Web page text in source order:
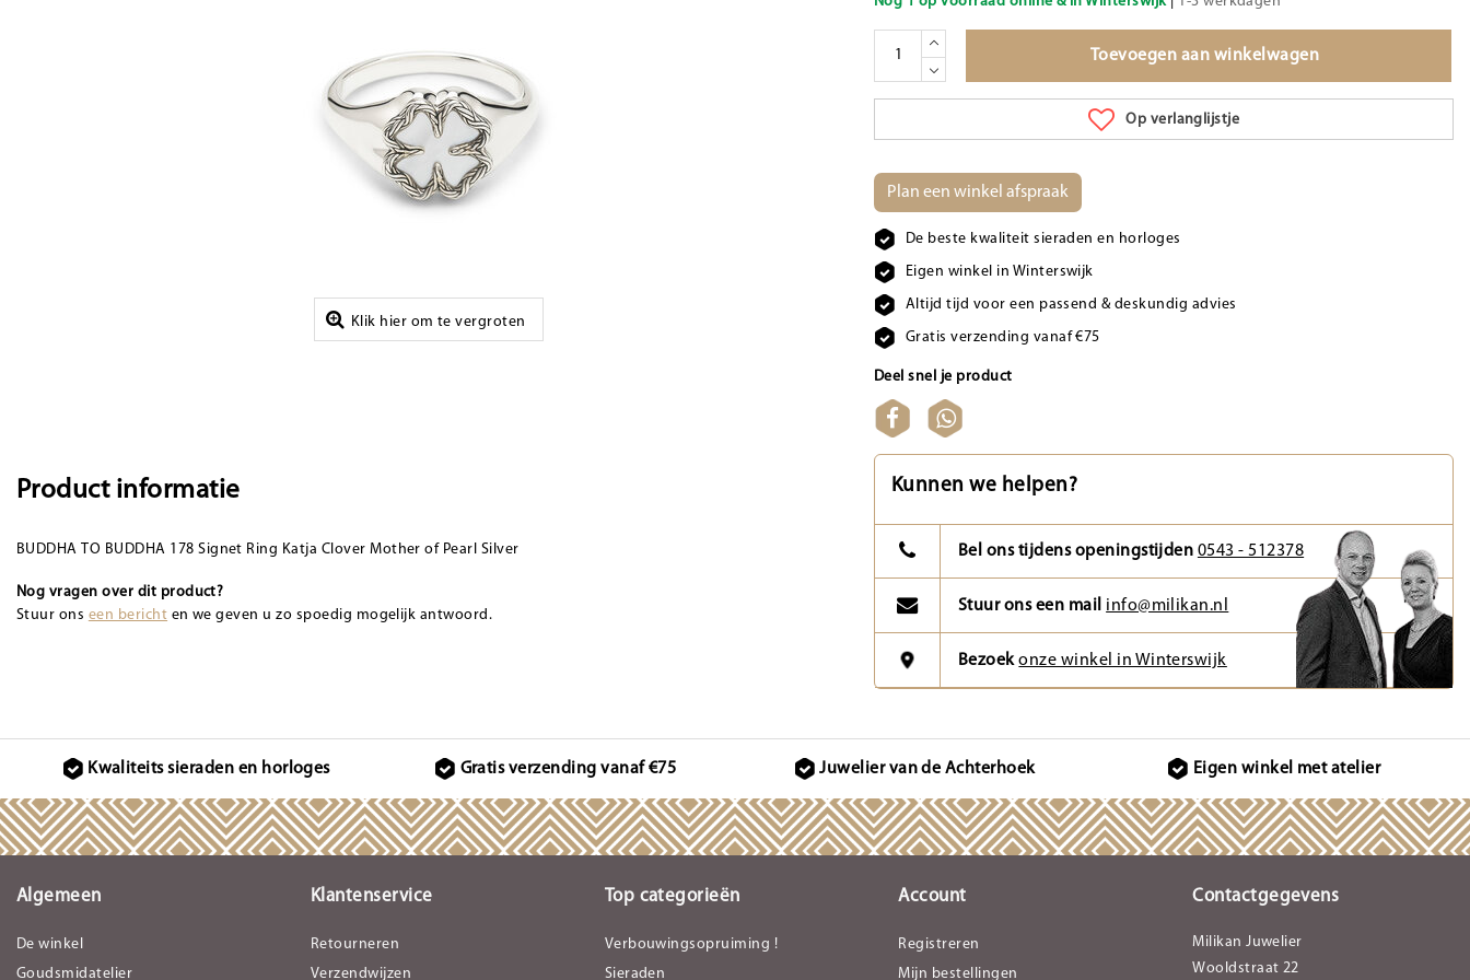
Klik hier om te vergroten
Toevoegen aan winkelwagen
Op verlanglijstje
Plan een winkel afspraak
De beste kwaliteit sieraden en horloges
Eigen winkel in Winterswijk
Altijd tijd voor een passend & deskundig advies
Gratis verzending vanaf €75
Deel snel je product
Product informatie
BUDDHA TO BUDDHA 178 Signet Ring Katja Clover Mother of Pearl Silver
Nog vragen over dit product?
Stuur ons een bericht en we geven u zo spoedig mogelijk antwoord.
Kunnen we helpen?
Bel ons tijdens openingstijden 0543 - 512378
Stuur ons een mail info@milikan.nl
Bezoekonze winkel in Winterswijk
Kwaliteits sieraden en horloges Gratis verzending vanaf €75 Juwelier van de Achterhoek Eigen winkel met atelier
Algemeen
De winkel
Goudsmidatelier
Klantenservice
Retourneren
Verzendwijzen
Top categorieën
Verbouwingsopruiming !
Sieraden
Account
Registreren
Mijn bestellingen
Contactgegevens
Milikan Juwelier
Wooldstraat 22